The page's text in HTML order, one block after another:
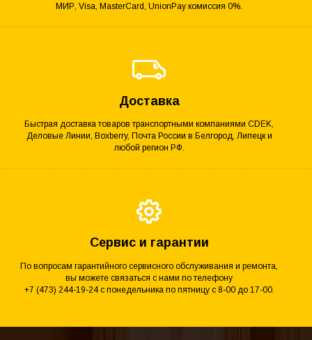
МИР, Visa, MasterCard, UnionPay комиссия 0%.
Доставка
Быстрая доставка товаров транспортными компаниями CDEK,
Деловые Линии, Boxberry, Почта России в Белгород, Липецк и
любой регион РФ.
Сервис и гарантии
По вопросам гарантийного сервисного обслуживания и ремонта,
вы можете связаться с нами по телефону
+7 (473) 244-19-24 с понедельника по пятницу с 8-00 до 17-00.